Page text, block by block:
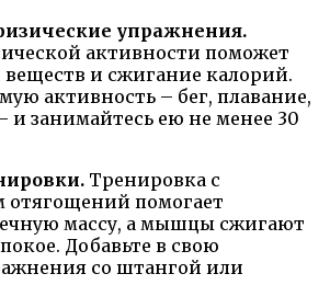
упражнения.
активности поможет
и сжигание калорий.
активность – бег, плавание,
и занимайтесь ею не менее 30
Тренировка с
отягощений помогает
массу, а мышцы сжигают
Добавьте в свою
со штангой или